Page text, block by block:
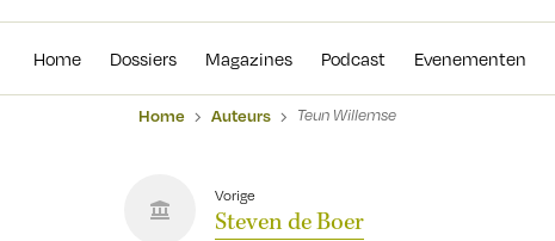
Home Dossiers Magazines Podcast Evenementen
Home Auteurs Teun Willemse
Vorige
Steven de Boer